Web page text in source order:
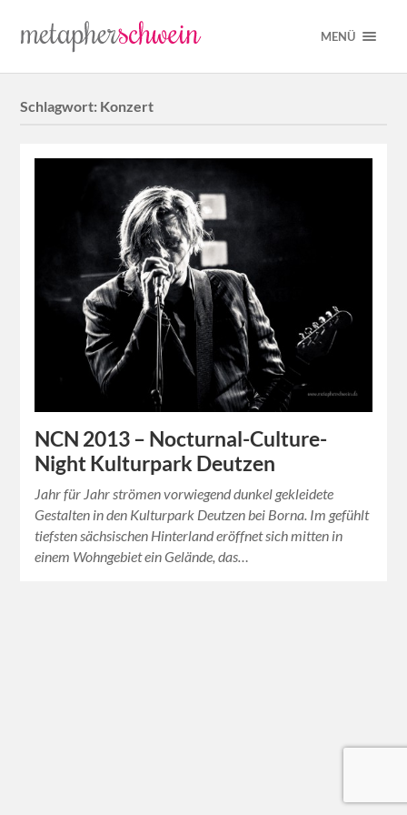
MENÜ
Schlagwort: Konzert
NCN 2013 – Nocturnal-Culture-
Night Kulturpark Deutzen
Jahr für Jahr strömen vorwiegend dunkel gekleidete
Gestalten in den Kulturpark Deutzen bei Borna. Im gefühlt
tiefsten sächsischen Hinterland eröffnet sich mitten in
einem Wohngebiet ein Gelände, das…